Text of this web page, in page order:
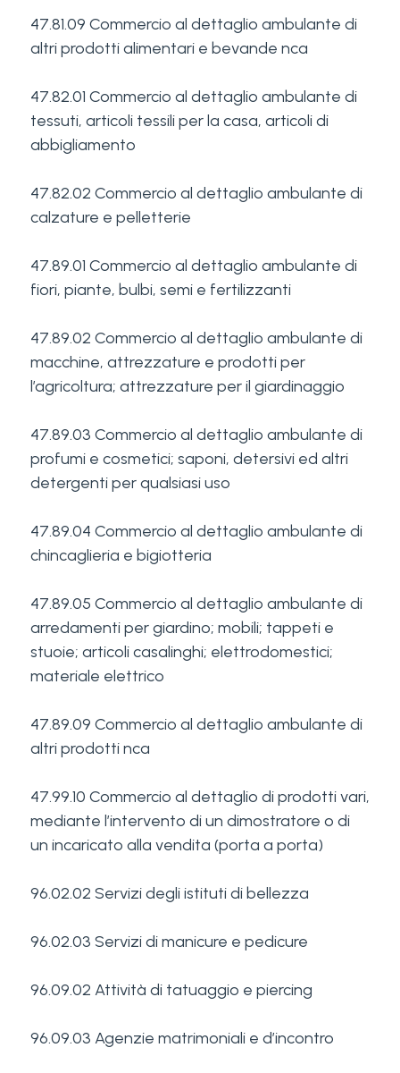
47.81.09 Commercio al dettaglio ambulante di
altri prodotti alimentari e bevande nca
47.82.01 Commercio al dettaglio ambulante di
tessuti, articoli tessili per la casa, articoli di
abbigliamento
47.82.02 Commercio al dettaglio ambulante di
calzature e pelletterie
47.89.01 Commercio al dettaglio ambulante di
fiori, piante, bulbi, semi e fertilizzanti
47.89.02 Commercio al dettaglio ambulante di
macchine, attrezzature e prodotti per
l’agricoltura; attrezzature per il giardinaggio
47.89.03 Commercio al dettaglio ambulante di
profumi e cosmetici; saponi, detersivi ed altri
detergenti per qualsiasi uso
47.89.04 Commercio al dettaglio ambulante di
chincaglieria e bigiotteria
47.89.05 Commercio al dettaglio ambulante di
arredamenti per giardino; mobili; tappeti e
stuoie; articoli casalinghi; elettrodomestici;
materiale elettrico
47.89.09 Commercio al dettaglio ambulante di
altri prodotti nca
47.99.10 Commercio al dettaglio di prodotti vari,
mediante l’intervento di un dimostratore o di
un incaricato alla vendita (porta a porta)
96.02.02 Servizi degli istituti di bellezza
96.02.03 Servizi di manicure e pedicure
96.09.02 Attività di tatuaggio e piercing
96.09.03 Agenzie matrimoniali e d’incontro